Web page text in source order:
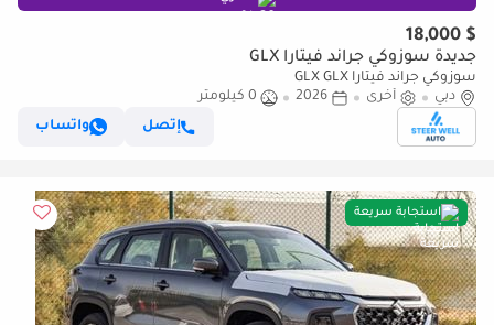
$ 18,000
جديدة سوزوكي جراند فيتارا GLX
سوزوكي جراند فيتارا GLX GLX
دبي
أخرى 2026
0 كيلومتر
إتصل
واتساب
استجابة سريعة